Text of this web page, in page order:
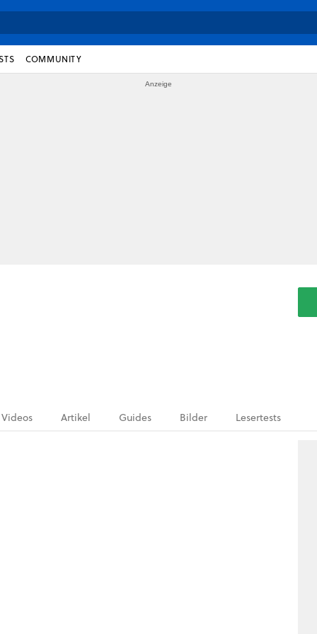
COMMUNITY
Videos Artikel Guides Bilder Lesertests